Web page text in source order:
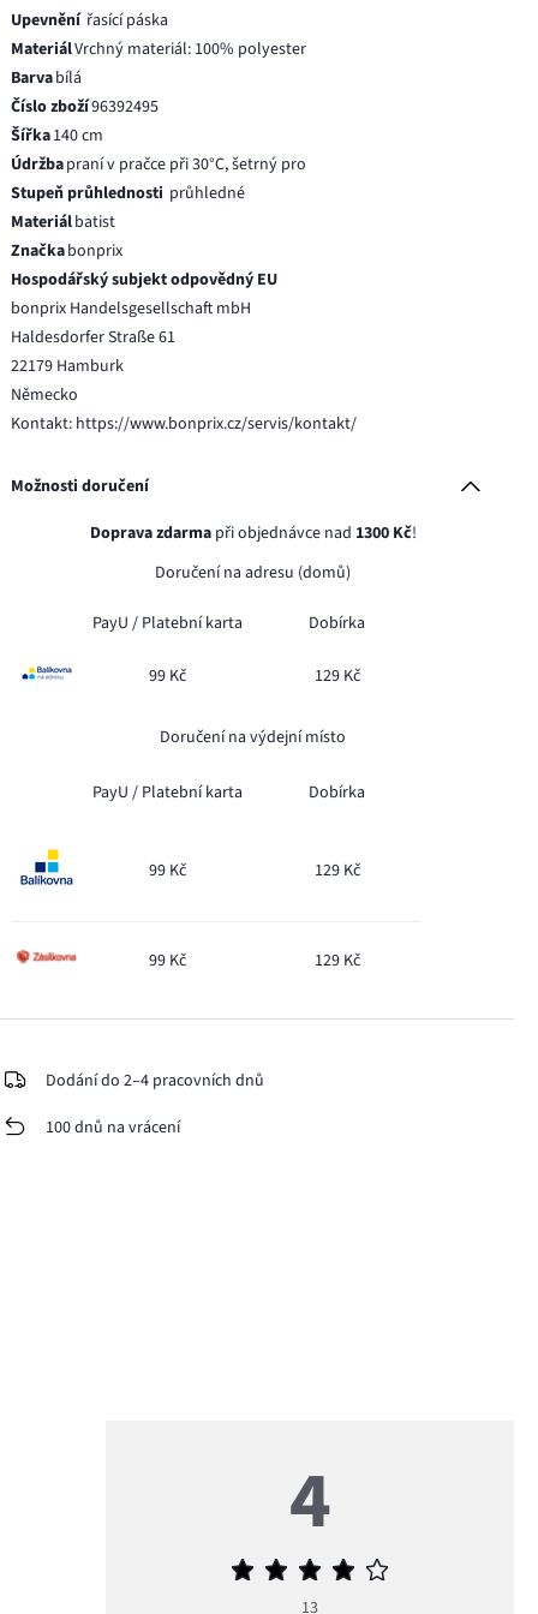
Upevnění řasící páska
MateriálVrchný materiál: 100% polyester
Barvabílá
Číslo zboží96392495
Šířka140 cm
Údržbapraní v pračce při 30°C, šetrný pro
Stupeň průhlednosti průhledné
Materiálbatist
Značkabonprix
Hospodářský subjekt odpovědný EU
bonprix Handelsgesellschaft mbH
Haldesdorfer Straße 61
22179 Hamburk
Německo
Kontakt: https://www.bonprix.cz/servis/kontakt/
Možnosti doručení
Doprava zdarmapři objednávce nad 1300 Kč!
Doručení na adresu (domů)
PayU / Platební karta Dobírka
99 Kč 129 Kč
Doručení na výdejní místo
PayU / Platební karta Dobírka
99 Kč 129 Kč
99 Kč 129 Kč
Dodání do 2–4 pracovních dnů
100 dnů na vrácení
4
Průměrné
13